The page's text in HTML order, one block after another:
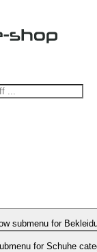
submenu for
for Schuhe